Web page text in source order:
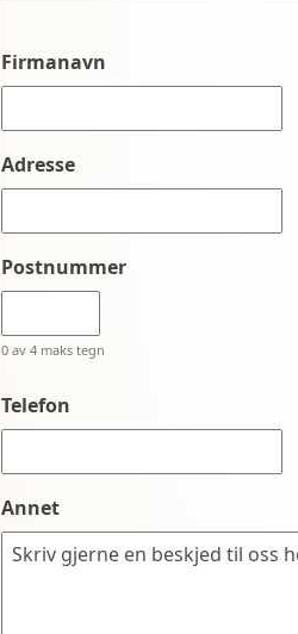
Firmanavn
Adresse
Postnummer
0 av 4 maks tegn
Telefon
Annet